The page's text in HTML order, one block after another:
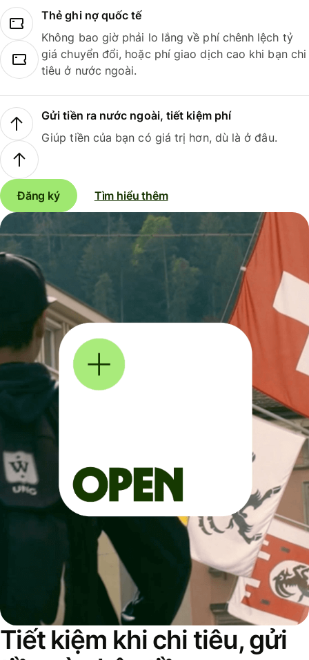
Thẻ ghi nợ quốc tế
Không bao giờ phải lo lắng về phí chênh lệch tỷ
giá chuyển đổi, hoặc phí giao dịch cao khi bạn chi
tiêu ở nước ngoài.
Gửi tiền ra nước ngoài, tiết kiệm phí
Giúp tiền của bạn có giá trị hơn, dù là ở đâu.
Đăng ký Tìm hiểu thêm
Tiết kiệm khi chi tiêu, gửi